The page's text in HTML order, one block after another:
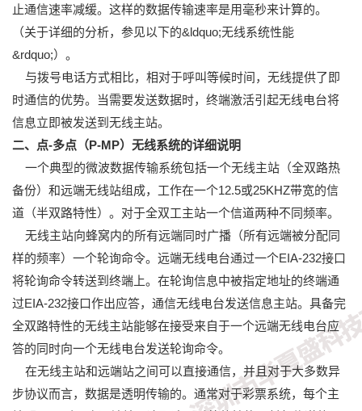
止通信速率减缓。这样的数据传输速率是用毫秒来计算的。
（关于详细的分析，参见以下的&ldquo;无线系统性能
&rdquo;）。
与拨号电话方式相比，相对于呼叫等候时间，无线提供了即
时通信的优势。当需要发送数据时，终端激活引起无线电台将
信息立即被发送到无线主站。
二、点-多点（P-MP）无线系统的详细说明
一个典型的微波数据传输系统包括一个无线主站（全双路热
备份）和远端无线站组成，工作在一个12.5或25KHZ带宽的信
道（半双路特性）。对于全双工主站一个信道两种不同频率。
无线主站向蜂窝内的所有远端同时广播（所有远端被分配同
样的频率）一个轮询命令。远端无线电台通过一个EIA-232接口
将轮询命令转送到终端上。在轮询信息中被指定地址的终端通
过EIA-232接口作出应答，通信无线电台发送信息主站。具备完
全双路特性的无线主站能够在接受来自于一个远端无线电台应
答的同时向一个无线电台发送轮询命令。
在无线主站和远端站之间可以直接通信，并且对于大多数异
步协议而言，数据是透明传输的。通常对于彩票系统，每个主